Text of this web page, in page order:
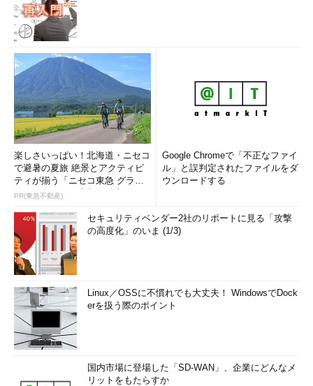
楽しさいっぱい！北海道・ニセコ
で避暑の夏旅 絶景とアクティビ
ティが揃う「ニセコ東急 グラ
ン・ヒラフ」～東急不動産
PR(東急不動産)
Google Chromeで「不正なファイ
ル」と誤判定されたファイルをダ
ウンロードする
セキュリティベンダー2社のリポートに見る「攻撃
の高度化」のいま (1/3)
Linux／OSSに不慣れでも大丈夫！ WindowsでDock
erを扱う際のポイント
国内市場に登場した「SD-WAN」、企業にどんなメ
リットをもたらすか